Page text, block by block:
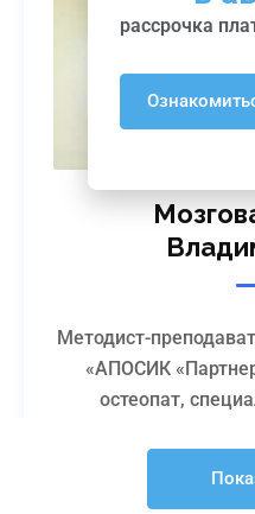
Методист-
«АПОСИК
остеопат,
оценщик Центра
рассрочка